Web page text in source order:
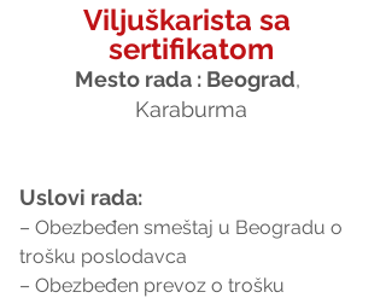
Viljuškarista sa
sertifikatom
Mesto rada : Beograd,
Karaburma
Uslovi rada:
– Obezbeđen smeštaj u Beogradu o
trošku poslodavca
– Obezbeđen prevoz o trošku